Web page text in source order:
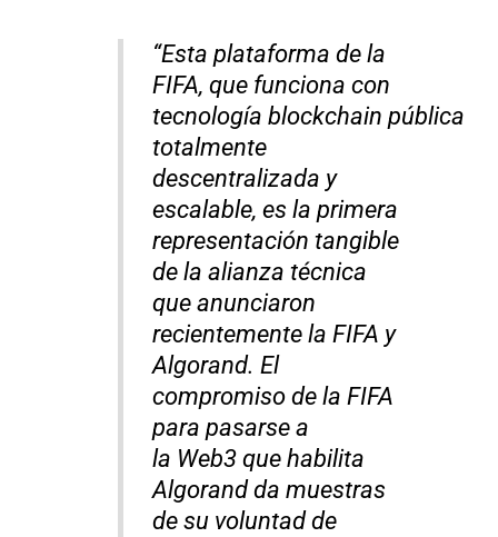
“Esta plataforma de la
FIFA, que funciona con
tecnología blockchain pública
totalmente
descentralizada y
escalable, es la primera
representación tangible
de la alianza técnica
que anunciaron
recientemente la FIFA y
Algorand. El
compromiso de la FIFA
para pasarse a
la Web3 que habilita
Algorand da muestras
de su voluntad de